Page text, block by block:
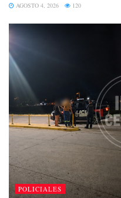
AGOSTO 4, 2026 120
POLICIALES